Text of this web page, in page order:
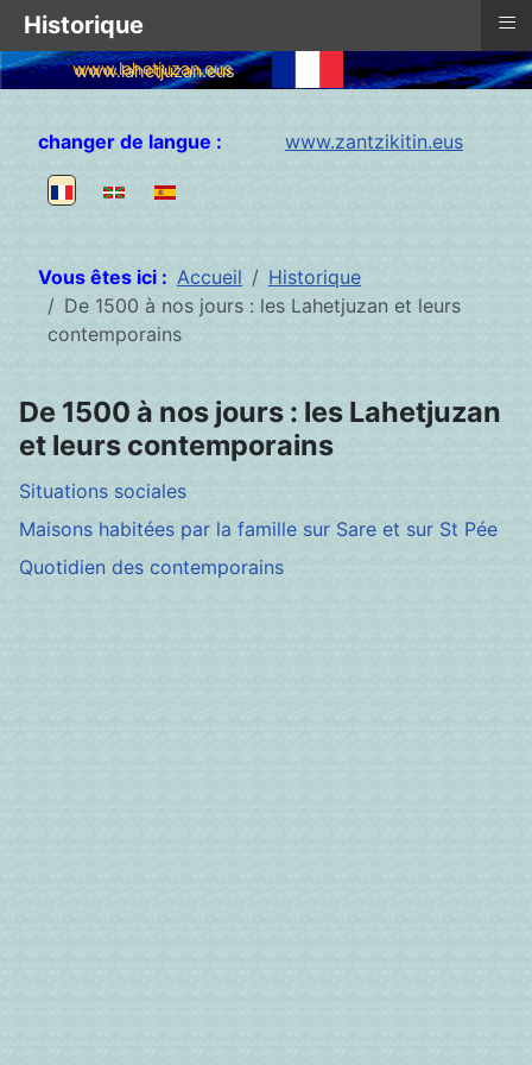
www.lahetjuzan.eus
Sélectionnez votre langue
changer de langue : www.zantzikitin.eus
Vous êtes ici : Accueil
Historique
De 1500 à nos jours : les Lahetjuzan et leurs
contemporains
De 1500 à nos jours : les Lahetjuzan
et leurs contemporains
Situations sociales
Maisons habitées par la famille sur Sare et sur St Pée
Quotidien des contemporains
Historique ≡